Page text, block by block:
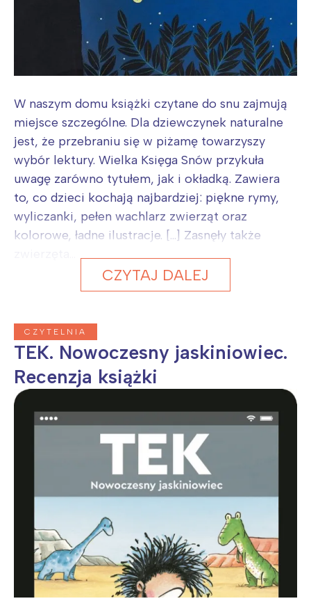
W naszym domu książki czytane do snu zajmują
miejsce szczególne. Dla dziewczynek naturalne
jest, że przebraniu się w piżamę towarzyszy
wybór lektury. Wielka Księga Snów przykuła
uwagę zarówno tytułem, jak i okładką. Zawiera
to, co dzieci kochają najbardziej: piękne rymy,
wyliczanki, pełen wachlarz zwierząt oraz
kolorowe, ładne ilustracje. […] Zasnęły także
CZYTAJ DALEJ
CZYTELNIA
TEK. Nowoczesny jaskiniowiec.
Recenzja książki